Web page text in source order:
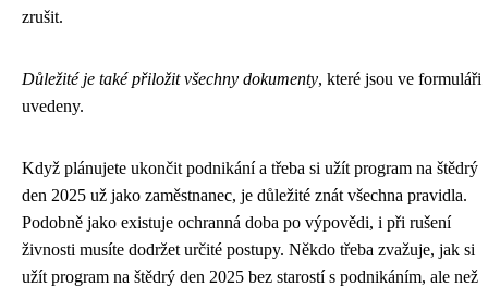
zrušit.
Důležité je také přiložit všechny dokumenty, které jsou ve formuláři
uvedeny.
Když plánujete ukončit podnikání a třeba si užít program na štědrý
den 2025 už jako zaměstnanec, je důležité znát všechna pravidla.
Podobně jako existuje ochranná doba po výpovědi, i při rušení
živnosti musíte dodržet určité postupy. Někdo třeba zvažuje, jak si
užít program na štědrý den 2025 bez starostí s podnikáním, ale než